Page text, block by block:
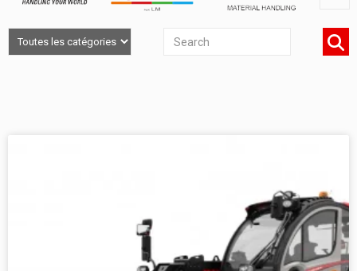
LOCATION CHARIOTS TÉLESCOPIQUES 6 -
8M EN PICARDIE